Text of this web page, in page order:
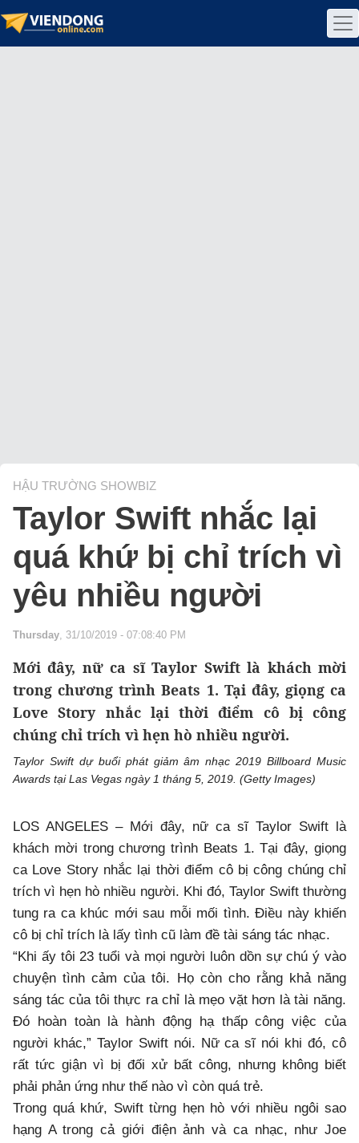
HẬU TRƯỜNG SHOWBIZ
Taylor Swift nhắc lại
quá khứ bị chỉ trích vì
yêu nhiều người
Thursday, 31/10/2019 - 07:08:40 PM
Mới đây, nữ ca sĩ Taylor Swift là khách mời
trong chương trình Beats 1. Tại đây, giọng ca
Love Story nhắc lại thời điểm cô bị công
chúng chỉ trích vì hẹn hò nhiều người.
Taylor Swift dự buổi phát giảm âm nhạc 2019 Billboard Music
Awards tại Las Vegas ngày 1 tháng 5, 2019. (Getty Images)
LOS ANGELES – Mới đây, nữ ca sĩ Taylor Swift là
khách mời trong chương trình Beats 1. Tại đây, giọng
ca Love Story nhắc lại thời điểm cô bị công chúng chỉ
trích vì hẹn hò nhiều người. Khi đó, Taylor Swift thường
tung ra ca khúc mới sau mỗi mối tình. Điều này khiến
cô bị chỉ trích là lấy tình cũ làm đề tài sáng tác nhạc.
“Khi ấy tôi 23 tuổi và mọi người luôn dồn sự chú ý vào
chuyện tình cảm của tôi. Họ còn cho rằng khả năng
sáng tác của tôi thực ra chỉ là mẹo vặt hơn là tài năng.
Đó hoàn toàn là hành động hạ thấp công việc của
người khác,” Taylor Swift nói. Nữ ca sĩ nói khi đó, cô
rất tức giận vì bị đối xử bất công, nhưng không biết
phải phản ứng như thế nào vì còn quá trẻ.
Trong quá khứ, Swift từng hẹn hò với nhiều ngôi sao
hạng A trong cả giới điện ảnh và ca nhạc, như Joe